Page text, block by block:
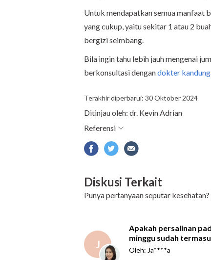
Untuk mendapatkan semua manfaat
yang cukup, yaitu sekitar 1 atau 2
bergizi seimbang.
Bila ingin tahu lebih jauh mengenai
berkonsultasi dengandokter
Terakhir diperbarui: 30 Oktober 2024